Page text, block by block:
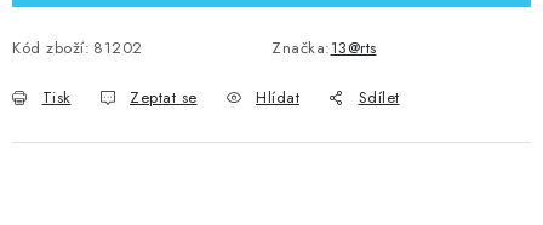
Kód zboží: 81202 Značka:13@rts
Tisk Zeptat se Hlídat Sdílet